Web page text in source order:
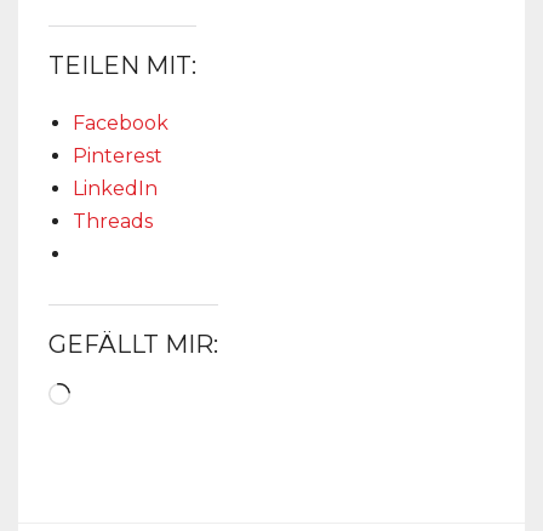
TEILEN MIT:
Facebook
Pinterest
LinkedIn
Threads
GEFÄLLT MIR:
Wird